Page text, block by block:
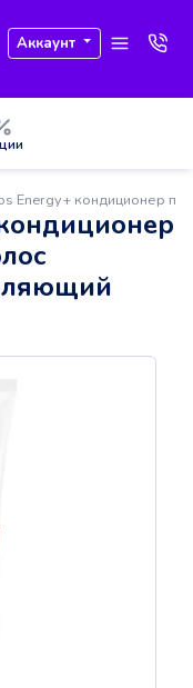
Аккаунт
Energy+ кондиционер